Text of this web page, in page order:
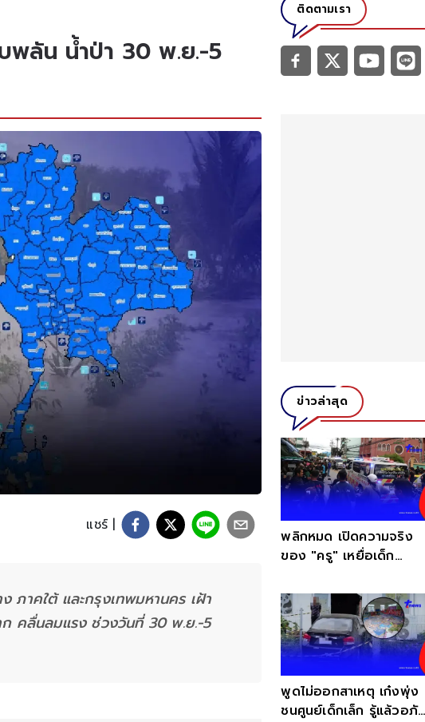
พลัน น้ำป่า 30 พ.ย.-5
แชร์ |
ภาคใต้ และกรุงเทพมหานคร เฝ้า
คลื่นลมแรง ช่วงวันที่ 30 พ.ย.-5
ติดตามเรา
ข่าวล่าสุด
พลิกหมด เปิดความจริง
ของ "ครู" เหยื่อเด็ก
พูดไม่ออกสาเหตุ เก๋งพุ่ง
ชนศูนย์เด็กเล็ก รู้แล้วอภัย